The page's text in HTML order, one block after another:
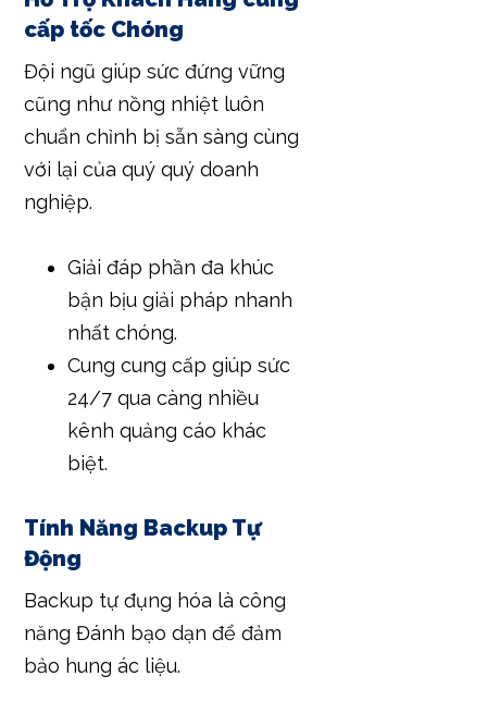
cấp tốc Chóng
Đội ngũ giúp sức đứng vững
cũng như nồng nhiệt luôn
chuẩn chỉnh bị sẵn sàng cùng
với lại của quý quý doanh
nghiệp.
Giải đáp phần đa khúc
bận bịu giải pháp nhanh
nhất chóng.
Cung cung cấp giúp sức
24/7 qua càng nhiều
kênh quảng cáo khác
biệt.
Tính Năng Backup Tự
Động
Backup tự đụng hóa là công
năng Đánh bạo dạn để đảm
bảo hung ác liệu.